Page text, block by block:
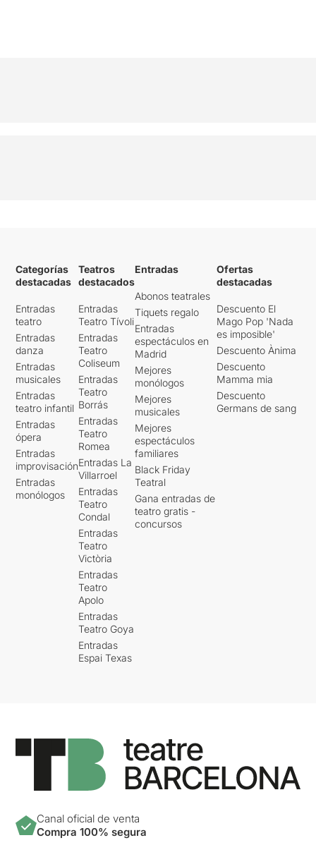
Categorías
destacadas
Entradas
teatro
Entradas
danza
Entradas
musicales
Entradas
teatro infantil
Entradas
ópera
Entradas
improvisación
Entradas
monólogos
Teatros
destacados
Entradas
Teatro Tívoli
Entradas
Teatro
Coliseum
Entradas
Teatro
Borrás
Entradas
Teatro
Romea
Entradas La
Villarroel
Entradas
Teatro
Condal
Entradas
Teatro
Victòria
Entradas
Teatro
Apolo
Entradas
Teatro Goya
Entradas
Espai Texas
Entradas
Abonos teatrales
Tiquets regalo
Entradas
espectáculos en
Madrid
Mejores
monólogos
Mejores
musicales
Mejores
espectáculos
familiares
Black Friday
Teatral
Gana entradas de
teatro gratis -
concursos
Ofertas
destacadas
Descuento El
Mago Pop 'Nada
es imposible'
Descuento Ànima
Descuento
Mamma mia
Descuento
Germans de sang
Canal oficial de venta
Compra 100% segura